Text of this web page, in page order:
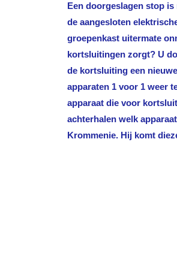
Een doorgeslagen stop
de aangesloten
groepenkast uitermate
kortsluitingen zorgt? U
de kortsluiting een
apparaten 1 voor 1 weer
apparaat die voor
achterhalen welk
Krommenie. Hij komt